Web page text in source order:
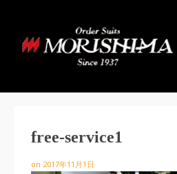
free-service1
on 2017年11月1日